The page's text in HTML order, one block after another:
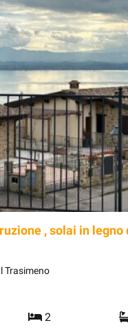
, solai in legno
Trasimeno
2